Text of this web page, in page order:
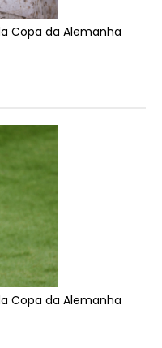
Copa da Alemanha
Copa da Alemanha